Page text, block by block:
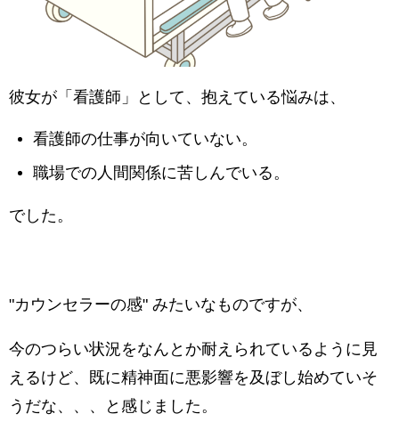
彼女が「看護師」として、抱えている悩みは、
看護師の仕事が向いていない。
職場での人間関係に苦しんでいる。
でした。
"カウンセラーの感" みたいなものですが、
今のつらい状況をなんとか耐えられているように見
えるけど、既に精神面に悪影響を及ぼし始めていそ
うだな、、、と感じました。